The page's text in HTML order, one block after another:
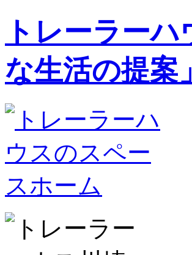
トレーラー
な生活の提案